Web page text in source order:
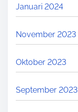
Januari 2024
November 2023
Oktober 2023
September 2023